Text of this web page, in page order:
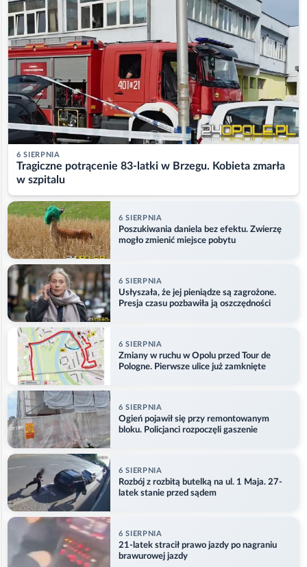
6 SIERPNIA
Tragiczne potrącenie 83-latki w Brzegu. Kobieta zmarła
w szpitalu
6 SIERPNIA
Poszukiwania daniela bez efektu. Zwierzę
mogło zmienić miejsce pobytu
6 SIERPNIA
Usłyszała, że jej pieniądze są zagrożone.
Presja czasu pozbawiła ją oszczędności
6 SIERPNIA
Zmiany w ruchu w Opolu przed Tour de
Pologne. Pierwsze ulice już zamknięte
6 SIERPNIA
Ogień pojawił się przy remontowanym
bloku. Policjanci rozpoczęli gaszenie
6 SIERPNIA
Rozbój z rozbitą butelką na ul. 1 Maja. 27-
latek stanie przed sądem
6 SIERPNIA
21-latek stracił prawo jazdy po nagraniu
brawurowej jazdy